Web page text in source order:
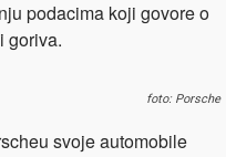
podacima koji govore o
goriva.
foto: Porsche
svoje automobile